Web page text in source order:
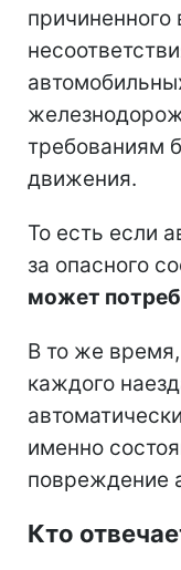
причиненного
требованиям
движения.
То есть если
за опасного
может
В то же время,
каждого
именно
повреждение
Кто